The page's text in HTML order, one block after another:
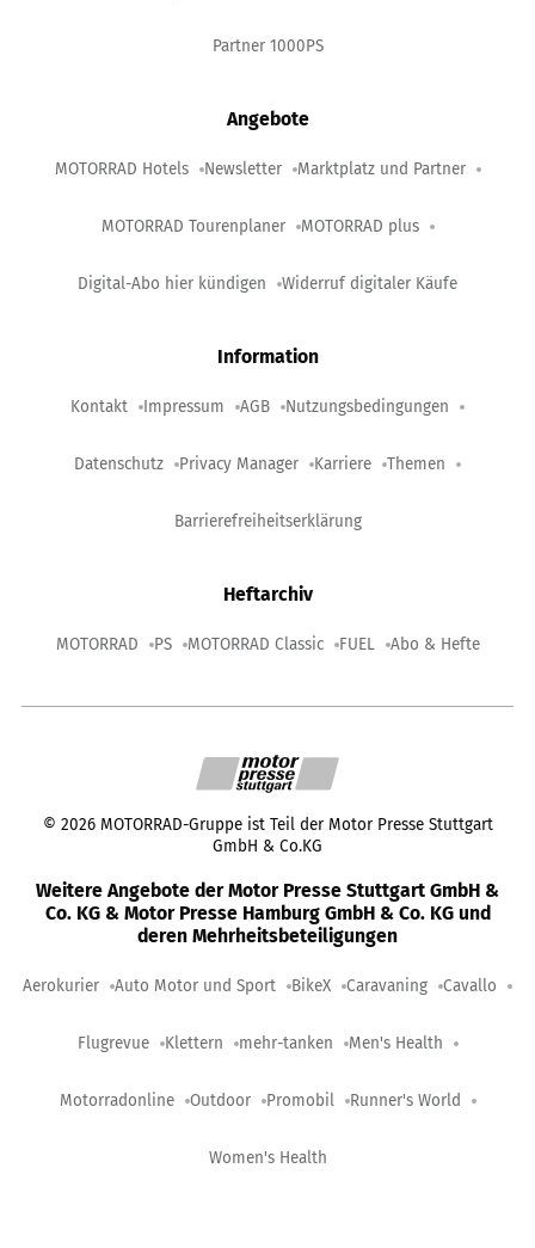
Partner 1000PS
Angebote
MOTORRAD Hotels Newsletter Marktplatz und Partner
MOTORRAD Tourenplaner MOTORRAD plus
Digital-Abo hier kündigen Widerruf digitaler Käufe
Information
Kontakt Impressum AGB Nutzungsbedingungen
Datenschutz Privacy Manager Karriere Themen
Barrierefreiheitserklärung
Heftarchiv
MOTORRAD PS MOTORRAD Classic FUEL Abo & Hefte
© 2026 MOTORRAD-Gruppe ist Teil der Motor Presse Stuttgart
GmbH & Co.KG
Weitere Angebote der Motor Presse Stuttgart GmbH &
Co. KG & Motor Presse Hamburg GmbH & Co. KG und
deren Mehrheitsbeteiligungen
Aerokurier Auto Motor und Sport BikeX Caravaning Cavallo
Flugrevue Klettern mehr-tanken Men's Health
Motorradonline Outdoor Promobil Runner's World
Women's Health